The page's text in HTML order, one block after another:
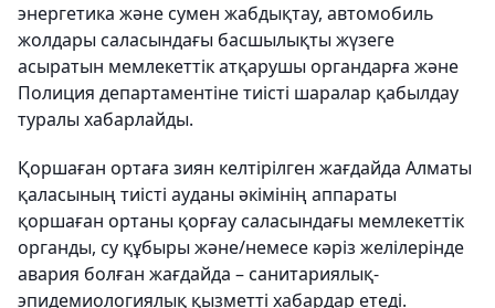
энергетика және сумен жабдықтау, автомобиль
жолдары саласындағы басшылықты жүзеге
асыратын мемлекеттік атқарушы органдарға және
Полиция департаментіне тиісті шаралар қабылдау
туралы хабарлайды.
Қоршаған ортаға зиян келтірілген жағдайда Алматы
қаласының тиісті ауданы әкімінің аппараты
қоршаған ортаны қорғау саласындағы мемлекеттік
органды, су құбыры және/немесе кәріз желілерінде
авария болған жағдайда – санитариялық-
эпидемиологиялық қызметті хабардар етеді.